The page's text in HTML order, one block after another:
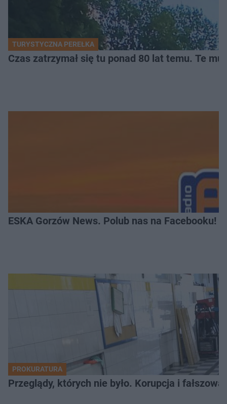
TURYSTYCZNA PEREŁKA
Czas zatrzymał się tu ponad 80 lat temu. Te
ESKA Gorzów News. Polub nas na Facebooku!
PROKURATURA
Przeglądy, których nie było. Korupcja i